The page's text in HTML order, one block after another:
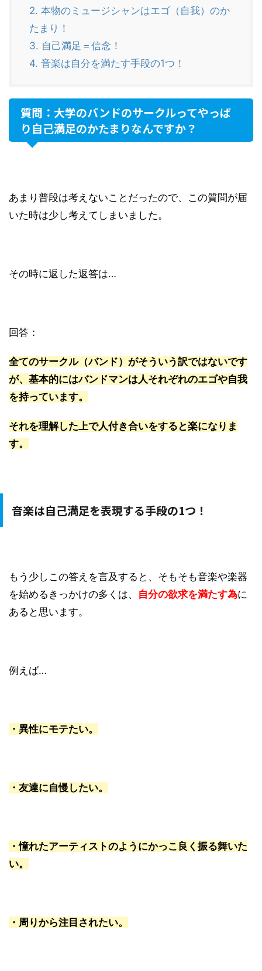
2. 本物のミュージシャンはエゴ（自我）のか
たまり！
3. 自己満足＝信念！
4. 音楽は自分を満たす手段の1つ！
質問：大学のバンドのサークルってやっぱ
り自己満足のかたまりなんですか？
あまり普段は考えないことだったので、この質問が届
いた時は少し考えてしまいました。
その時に返した返答は…
回答：
全てのサークル（バンド）がそういう訳ではないです
が、基本的にはバンドマンは人それぞれのエゴや自我
を持っています。
それを理解した上で人付き合いをすると楽になりま
す。
音楽は自己満足を表現する手段の1つ！
もう少しこの答えを言及すると、そもそも音楽や楽器
を始めるきっかけの多くは、 自分の欲求を満たす為に
あると思います。
例えば…
・異性にモテたい。
・友達に自慢したい。
・憧れたアーティストのようにかっこ良く振る舞いた
い。
・周りから注目されたい。